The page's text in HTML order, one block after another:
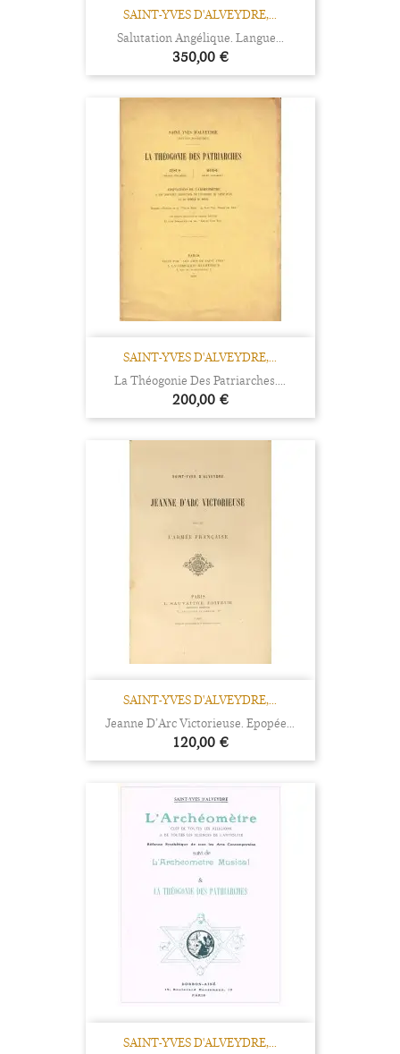
SAINT-YVES D'ALVEYDRE,...
Salutation Angélique. Langue...
Prix
350,00 €
SAINT-YVES D'ALVEYDRE,...
La Théogonie Des Patriarches....
Prix
200,00 €
SAINT-YVES D'ALVEYDRE,...
Jeanne D’Arc Victorieuse. Epopée...
Prix
120,00 €
SAINT-YVES D'ALVEYDRE,...